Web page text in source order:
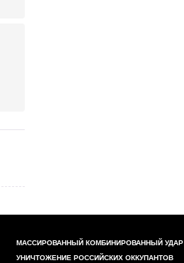
МАССИРОВАННЫЙ КОМБИНИРОВАННЫЙ УДАР
УНИЧТОЖЕНИЕ РОССИЙСКИХ ОККУПАНТОВ